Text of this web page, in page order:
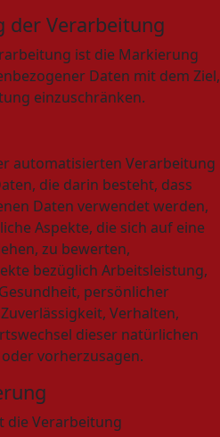
der Verarbeitung
ist die Markierung
Daten mit dem Ziel,
einzuschränken.
automatisierten Verarbeitung
die darin besteht, dass
Daten verwendet werden,
Aspekte, die sich auf eine
zu bewerten,
bezüglich Arbeitsleistung,
persönlicher
Verhalten,
dieser natürlichen
vorherzusagen.
die Verarbeitung